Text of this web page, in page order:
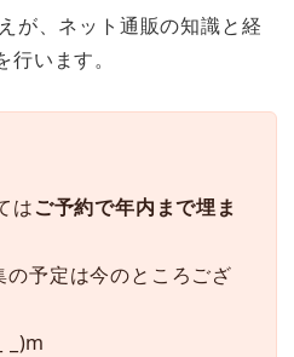
が、ネット通販の知識と経
います。
はご予約で年内まで埋ま
の予定は今のところござ
_)m